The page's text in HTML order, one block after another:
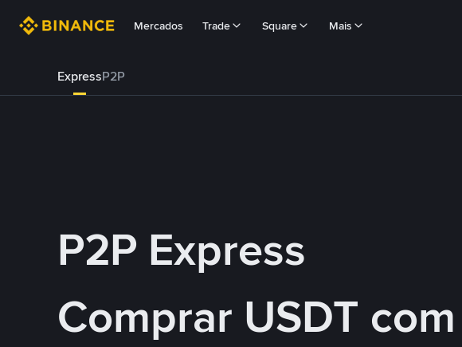
Mercados Trade Square Mais
ExpressP2P
P2P Express
Comprar USDT com